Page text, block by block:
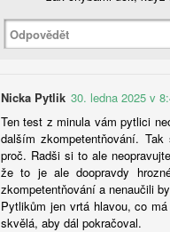
Odpovědět
Nicka Pytlik 30. ledna 2025 v
Ten test z minula vám pytlici
dalším zkompetentňování.
proč. Radši si to ale
že to je ale doopravdy
zkompetentňování a nenaučili
Pytlikům jen vrtá hlavou, co
skvělá, aby dál pokračoval.
platformy oficiálně
jejich pozornost a
Právě to přimělo
v online světě.
AUG
4
Milan
svět, nebo
AI Act se tváří jako
rozdává certifikáty,